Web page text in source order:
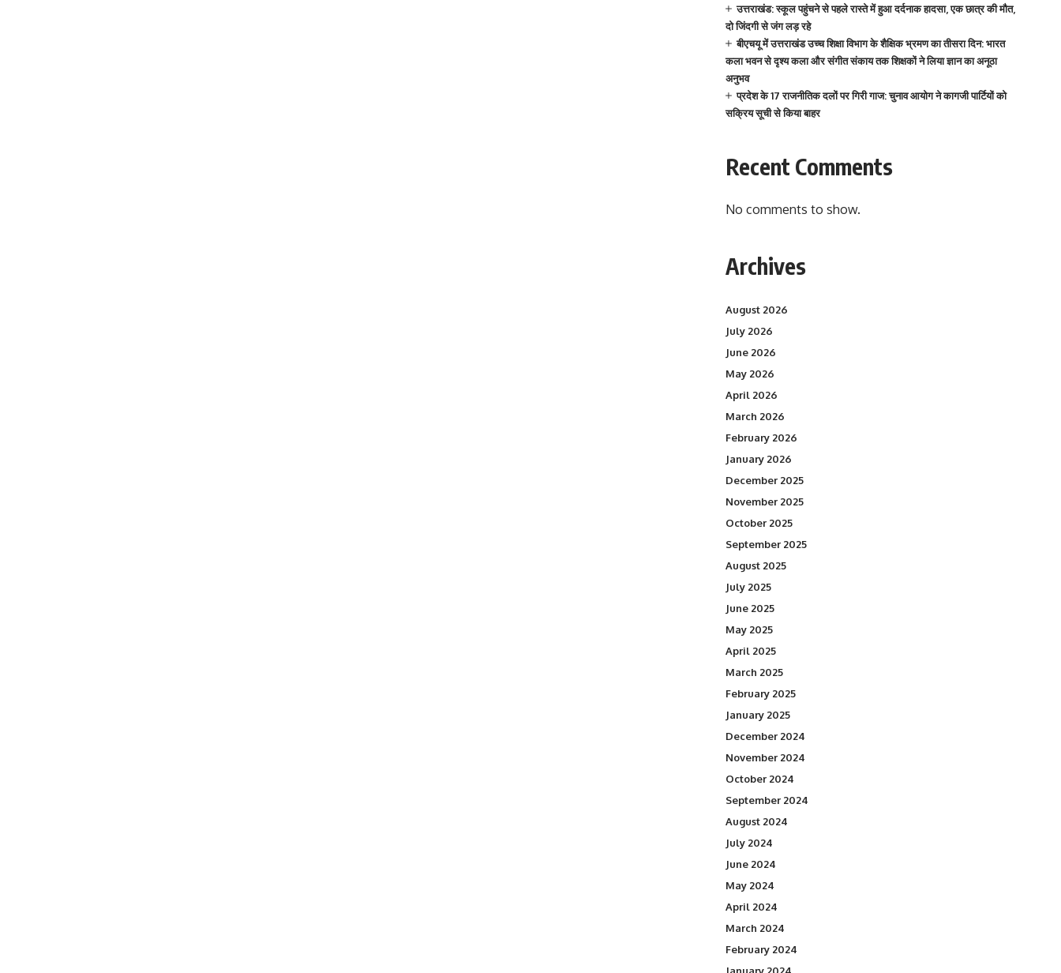
उत्तराखंड: स्कूल पहुंचने से पहले रास्ते में हुआ दर्दनाक हादसा, एक छात्र की मौत,
दो जिंदगी से जंग लड़ रहे
बीएचयू में उत्तराखंड उच्च शिक्षा विभाग के शैक्षिक भ्रमण का तीसरा दिन: भारत
कला भवन से दृश्य कला और संगीत संकाय तक शिक्षकों ने लिया ज्ञान का अनूठा
अनुभव
प्रदेश के 17 राजनीतिक दलों पर गिरी गाज: चुनाव आयोग ने कागजी पार्टियों को
सक्रिय सूची से किया बाहर
Recent Comments
No comments to show.
Archives
August 2026
July 2026
June 2026
May 2026
April 2026
March 2026
February 2026
January 2026
December 2025
November 2025
October 2025
September 2025
August 2025
July 2025
June 2025
May 2025
April 2025
March 2025
February 2025
January 2025
December 2024
November 2024
October 2024
September 2024
August 2024
July 2024
June 2024
May 2024
April 2024
March 2024
February 2024